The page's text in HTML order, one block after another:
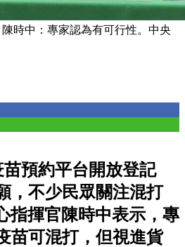
時中：專家認為有可行性。中央
預約平台開放登記
，不少民眾關注混打
指揮官陳時中表示，專
苗可混打，但視進貨